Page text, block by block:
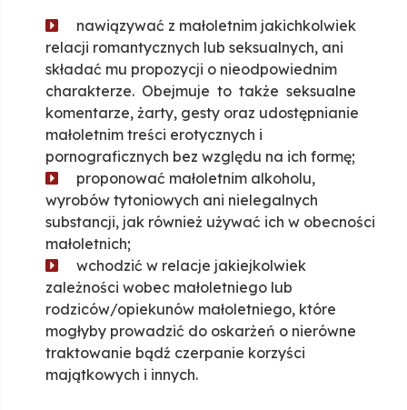
nawiązywać z małoletnim jakichkolwiek
relacji romantycznych lub seksualnych, ani
składać mu propozycji o nieodpowiednim
charakterze. Obejmuje to także seksualne
komentarze, żarty, gesty oraz udostępnianie
małoletnim treści erotycznych i
pornograficznych bez względu na ich formę;
proponować małoletnim alkoholu,
wyrobów tytoniowych ani nielegalnych
substancji, jak również używać ich w obecności
małoletnich;
wchodzić w relacje jakiejkolwiek
zależności wobec małoletniego lub
rodziców/opiekunów małoletniego, które
mogłyby prowadzić do oskarżeń o nierówne
traktowanie bądź czerpanie korzyści
majątkowych i innych.